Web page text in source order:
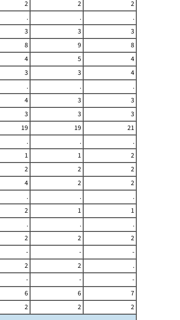
2 2
2
. .
.
3 3
3
8 9
8
4 5
4
3 3
4
. .
.
4 3
3
3 3
3
19 19
21
. .
.
1 1
2
2 2
2
4 2
2
. .
.
2 1
1
. .
.
2 2
2
- -
-
2 2
.
- -
-
6 6
7
2 2
2